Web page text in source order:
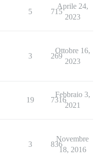
5 715
Aprile 24,
2023
3 269
Ottobre 16,
2023
19 7316
Febbraio 3,
2021
3 836
Novembre
18, 2016